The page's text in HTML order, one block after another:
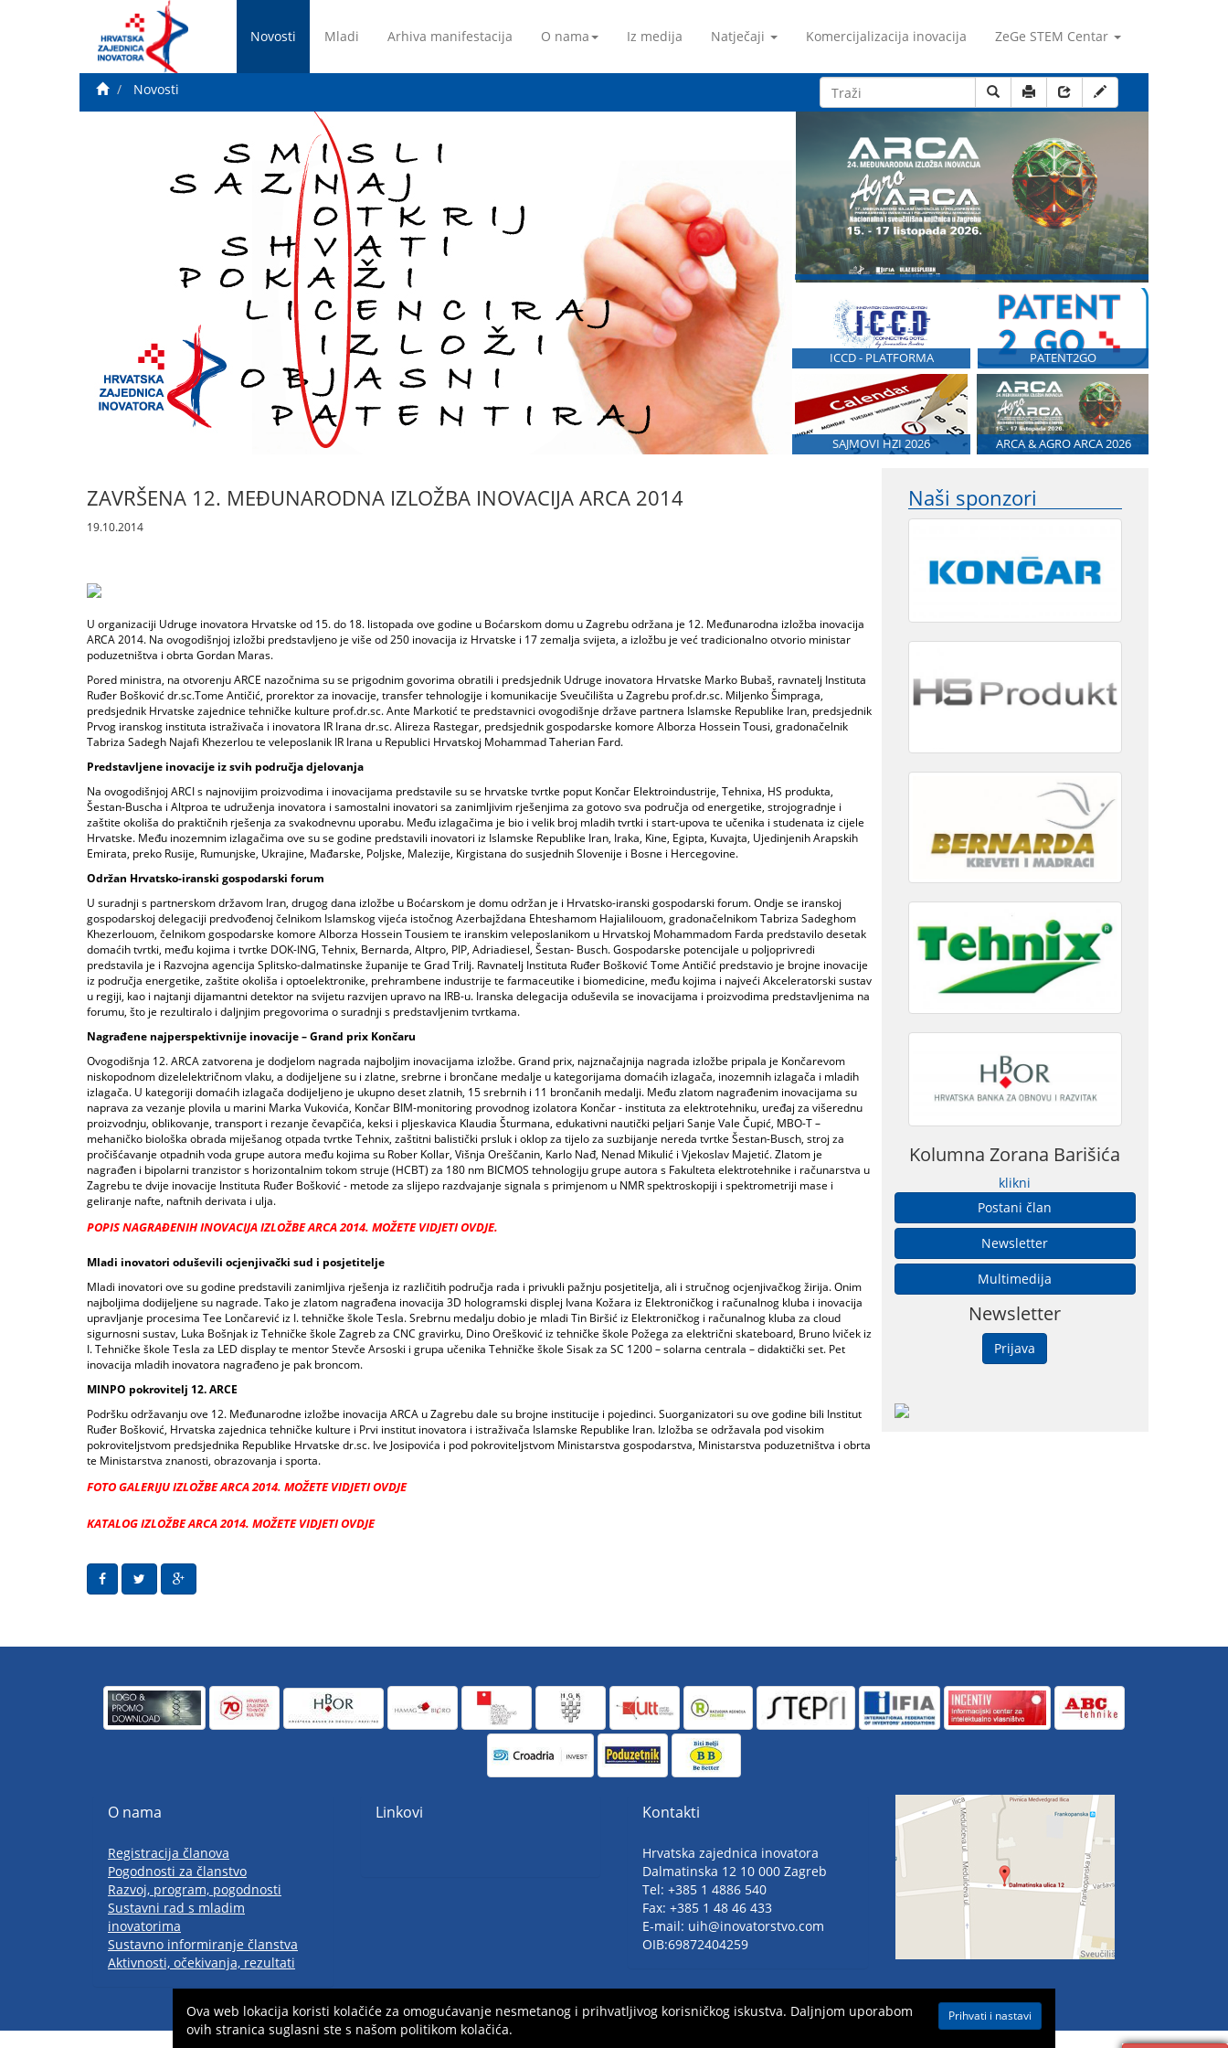
Novosti Mladi Arhiva manifestacija O nama Iz medija Natječaji Komercijalizacija inovacija ZeGe STEM Centar
Novosti
ICCD - PLATFORMA PATENT2GO
SAJMOVI HZI 2026 ARCA & AGRO ARCA 2026
ZAVRŠENA 12. MEĐUNARODNA IZLOŽBA INOVACIJA ARCA 2014
19.10.2014
U organizaciji Udruge inovatora Hrvatske od 15. do 18. listopada ove godine u Boćarskom domu u Zagrebu održana je 12. Međunarodna izložba inovacija
ARCA 2014. Na ovogodišnjoj izložbi predstavljeno je više od 250 inovacija iz Hrvatske i 17 zemalja svijeta, a izložbu je već tradicionalno otvorio ministar
poduzetništva i obrta Gordan Maras.
Pored ministra, na otvorenju ARCE nazočnima su se prigodnim govorima obratili i predsjednik Udruge inovatora Hrvatske Marko Bubaš, ravnatelj Instituta
Ruđer Bošković dr.sc.Tome Antičić, prorektor za inovacije, transfer tehnologije i komunikacije Sveučilišta u Zagrebu prof.dr.sc. Miljenko Šimpraga,
predsjednik Hrvatske zajednice tehničke kulture prof.dr.sc. Ante Markotić te predstavnici ovogodišnje države partnera Islamske Republike Iran, predsjednik
Prvog iranskog instituta istraživača i inovatora IR Irana dr.sc. Alireza Rastegar, predsjednik gospodarske komore Alborza Hossein Tousi, gradonačelnik
Tabriza Sadegh Najafi Khezerlou te veleposlanik IR Irana u Republici Hrvatskoj Mohammad Taherian Fard.
Predstavljene inovacije iz svih područja djelovanja
Na ovogodišnjoj ARCI s najnovijim proizvodima i inovacijama predstavile su se hrvatske tvrtke poput Končar Elektroindustrije, Tehnixa, HS produkta,
Šestan-Buscha i Altproa te udruženja inovatora i samostalni inovatori sa zanimljivim rješenjima za gotovo sva područja od energetike, strojogradnje i
zaštite okoliša do praktičnih rješenja za svakodnevnu uporabu. Među izlagačima je bio i velik broj mladih tvrtki i start-upova te učenika i studenata iz cijele
Hrvatske. Među inozemnim izlagačima ove su se godine predstavili inovatori iz Islamske Republike Iran, Iraka, Kine, Egipta, Kuvajta, Ujedinjenih Arapskih
Emirata, preko Rusije, Rumunjske, Ukrajine, Mađarske, Poljske, Malezije, Kirgistana do susjednih Slovenije i Bosne i Hercegovine.
Održan Hrvatsko-iranski gospodarski forum
U suradnji s partnerskom državom Iran, drugog dana izložbe u Boćarskom je domu održan je i Hrvatsko-iranski gospodarski forum. Ondje se iranskoj
gospodarskoj delegaciji predvođenoj čelnikom Islamskog vijeća istočnog Azerbajždana Ehteshamom Hajialilouom, gradonačelnikom Tabriza Sadeghom
Khezerlouom, čelnikom gospodarske komore Alborza Hossein Tousiem te iranskim veleposlanikom u Hrvatskoj Mohammadom Farda predstavilo desetak
domaćih tvrtki, među kojima i tvrtke DOK-ING, Tehnix, Bernarda, Altpro, PIP, Adriadiesel, Šestan- Busch. Gospodarske potencijale u poljoprivredi
predstavila je i Razvojna agencija Splitsko-dalmatinske županije te Grad Trilj. Ravnatelj Instituta Ruđer Bošković Tome Antičić predstavio je brojne inovacije
iz područja energetike, zaštite okoliša i optoelektronike, prehrambene industrije te farmaceutike i biomedicine, među kojima i najveći Akceleratorski sustav
u regiji, kao i najtanji dijamantni detektor na svijetu razvijen upravo na IRB-u. Iranska delegacija oduševila se inovacijama i proizvodima predstavljenima na
forumu, što je rezultiralo i daljnjim pregovorima o suradnji s predstavljenim tvrtkama.
Nagrađene najperspektivnije inovacije – Grand prix Končaru
Ovogodišnja 12. ARCA zatvorena je dodjelom nagrada najboljim inovacijama izložbe. Grand prix, najznačajnija nagrada izložbe pripala je Končarevom
niskopodnom dizelelektričnom vlaku, a dodijeljene su i zlatne, srebrne i brončane medalje u kategorijama domaćih izlagača, inozemnih izlagača i mladih
izlagača. U kategoriji domaćih izlagača dodijeljeno je ukupno deset zlatnih, 15 srebrnih i 11 brončanih medalji. Među zlatom nagrađenim inovacijama su
naprava za vezanje plovila u marini Marka Vukovića, Končar BIM-monitoring provodnog izolatora Končar - instituta za elektrotehniku, uređaj za višerednu
proizvodnju, oblikovanje, transport i rezanje čevapčića, keksi i pljeskavica Klaudia Šturmana, edukativni nautički peljari Sanje Vale Čupić, MBO-T –
mehaničko biološka obrada miješanog otpada tvrtke Tehnix, zaštitni balistički prsluk i oklop za tijelo za suzbijanje nereda tvrtke Šestan-Busch, stroj za
pročišćavanje otpadnih voda grupe autora među kojima su Rober Kollar, Višnja Oreščanin, Karlo Nađ, Nenad Mikulić i Vjekoslav Majetić. Zlatom je
nagrađen i bipolarni tranzistor s horizontalnim tokom struje (HCBT) za 180 nm BICMOS tehnologiju grupe autora s Fakulteta elektrotehnike i računarstva u
Zagrebu te dvije inovacije Instituta Ruđer Bošković - metode za slijepo razdvajanje signala s primjenom u NMR spektroskopiji i spektrometriji mase i
geliranje nafte, naftnih derivata i ulja.
POPIS NAGRAĐENIH INOVACIJA IZLOŽBE ARCA 2014. MOŽETE VIDJETI OVDJE.
Mladi inovatori oduševili ocjenjivački sud i posjetitelje
Mladi inovatori ove su godine predstavili zanimljiva rješenja iz različitih područja rada i privukli pažnju posjetitelja, ali i stručnog ocjenjivačkog žirija. Onim
najboljima dodijeljene su nagrade. Tako je zlatom nagrađena inovacija 3D hologramski displej Ivana Kožara iz Elektroničkog i računalnog kluba i inovacija
upravljanje procesima Tee Lončarević iz I. tehničke škole Tesla. Srebrnu medalju dobio je mladi Tin Biršić iz Elektroničkog i računalnog kluba za cloud
sigurnosni sustav, Luka Bošnjak iz Tehničke škole Zagreb za CNC gravirku, Dino Orešković iz tehničke škole Požega za električni skateboard, Bruno Iviček iz
I. Tehničke škole Tesla za LED display te mentor Stevče Arsoski i grupa učenika Tehničke škole Sisak za SC 1200 – solarna centrala – didaktički set. Pet
inovacija mladih inovatora nagrađeno je pak broncom.
MINPO pokrovitelj 12. ARCE
Podršku održavanju ove 12. Međunarodne izložbe inovacija ARCA u Zagrebu dale su brojne institucije i pojedinci. Suorganizatori su ove godine bili Institut
Ruđer Bošković, Hrvatska zajednica tehničke kulture i Prvi institut inovatora i istraživača Islamske Republike Iran. Izložba se održavala pod visokim
pokroviteljstvom predsjednika Republike Hrvatske dr.sc. Ive Josipovića i pod pokroviteljstvom Ministarstva gospodarstva, Ministarstva poduzetništva i obrta
te Ministarstva znanosti, obrazovanja i sporta.
FOTO GALERIJU IZLOŽBE ARCA 2014. MOŽETE VIDJETI OVDJE
KATALOG IZLOŽBE ARCA 2014. MOŽETE VIDJETI OVDJE
Naši sponzori
Kolumna Zorana Barišića
klikni
Postani član
Newsletter
Multimedija
Newsletter
Prijava
O nama
Registracija članova
Pogodnosti za članstvo
Razvoj, program, pogodnosti
Sustavni rad s mladim
inovatorima
Sustavno informiranje članstva
Aktivnosti, očekivanja, rezultati
Linkovi Kontakti
Hrvatska zajednica inovatora
Dalmatinska 12 10 000 Zagreb
Tel: +385 1 4886 540
Fax: +385 1 48 46 433
E-mail: uih@inovatorstvo.com
OIB:69872404259
Prihvati i nastavi
Ova web lokacija koristi kolačiće za omogućavanje nesmetanog i prihvatljivog korisničkog iskustva. Daljnjom uporabom
ovih stranica suglasni ste s našom politikom kolačića.